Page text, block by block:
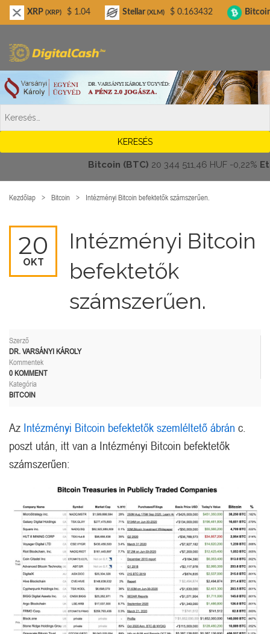
Bitcoin (BTC)20 344 511,46 HUF-0,22%
Kezdőlap Bitcoin Intézményi Bitcoin befektetők számszerűen.
20
OKT
Intézményi Bitcoin
befektetők
számszerűen.
Szerző
DR. VARSÁNYI KÁROLY
Kommentek
0 KOMMENT
Kategória
BITCOIN
Az Intézményi Bitcoin befektetők szemléltető ábrán c.
poszt után, itt van a Intézményi Bitcoin befektetők
számszerűen:
(XRP) $ 1.04 Stellar(XLM) $ 0.163432 Bitcoin Cash
Digitalcash.hu